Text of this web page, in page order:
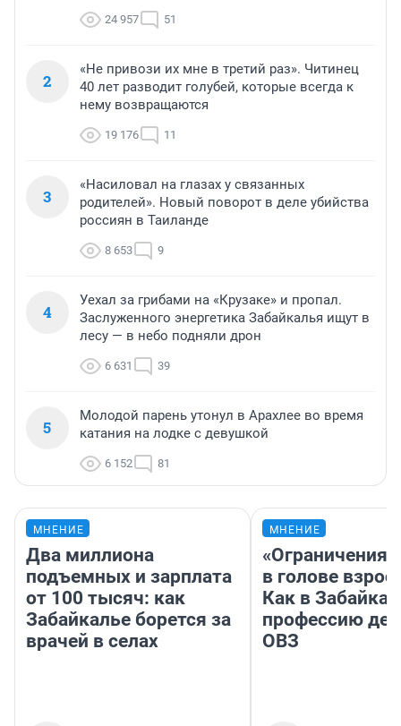
24 957 51
2
«Не привози их мне в третий раз». Читинец
40 лет разводит голубей, которые всегда к
нему возвращаются
19 176 11
3
«Насиловал на глазах у связанных
родителей». Новый поворот в деле убийства
россиян в Таиланде
8 653 9
4
Уехал за грибами на «Крузаке» и пропал.
Заслуженного энергетика Забайкалья ищут в
лесу — в небо подняли дрон
6 631 39
5
Молодой парень утонул в Арахлее во время
катания на лодке с девушкой
6 152 81
МНЕНИЕ
Два миллиона
подъемных и зарплата
от 100 тысяч: как
Забайкалье борется за
врачей в селах
МНЕНИЕ
«Ограничения
в голове
Как в
профессию
ОВЗ